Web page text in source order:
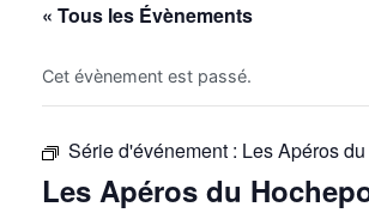
« Tous les Évènements
Cet évènement est passé.
Série d'événement : Les Apéros
Les Apéros du